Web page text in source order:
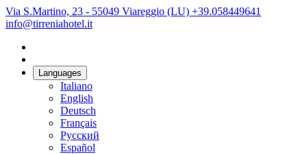
Via S.Martino, 23 - 55049 Viareggio (LU) +39.058449641
info@tirreniahotel.it
Languages
Italiano
English
Deutsch
Français
Русский
Español